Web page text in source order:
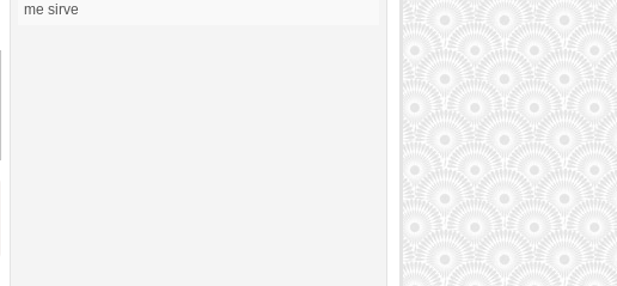
me sirve